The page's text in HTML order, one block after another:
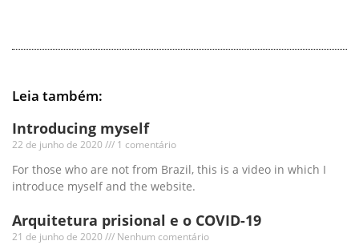
Leia também:
Introducing myself
22 de junho de 2020 1 comentário
For those who are not from Brazil, this is a video in which I
introduce myself and the website.
Arquitetura prisional e o COVID-19
21 de junho de 2020 Nenhum comentário